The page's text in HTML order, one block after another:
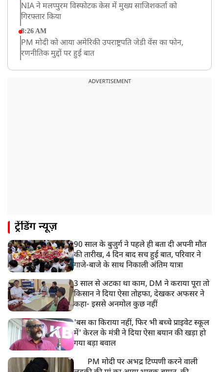
NIA ने मलप्पुरम विस्फोटक केस में मुख्य साजिशकर्ता को
गिरफ्तार किया
8:26 AM
PM मोदी को आया अमेरिकी उपराष्ट्रपति जेडी वेंस का फोन,
रणनीतिक मुद्दों पर हुई बात
रांची: छात्रों और झारखंड सरकार के बीच आज होगी तीसरे दौर
ADVERTISEMENT
ट्रेंडिंग न्यूज़
90 साल के बुजुर्ग ने पहले ही बता दी अपनी मौत
की तारीख, 4 दिन बाद सच हुई बात, परिवार ने
गाजे-बाजे के साथ निकाली अंतिम यात्रा
3 साल से अटका था काम, DM ने कराया पूरा तो
किसान ने दिया ऐसा तोहफा, देखकर अफसर ने
कहा- इससे अनमोल कुछ नहीं
'बस का किराया नहीं, फिर भी बच्चे प्राइवेट स्कूल
में' केरल के मंत्री ने दिया ऐसा बयान की खड़ा हो
गया बड़ा बवाल
PM मोदी पर अभद्र टिप्पणी करने वाली